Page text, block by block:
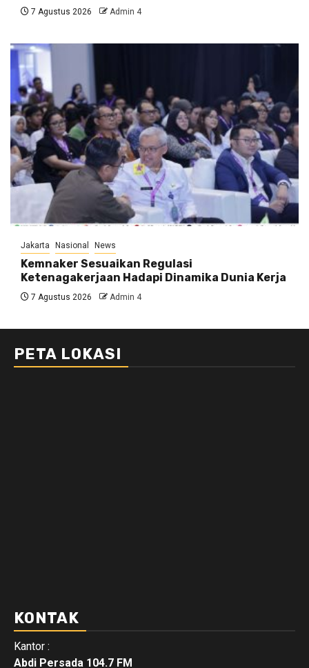
7 Agustus 2026 Admin 4
Jakarta Nasional News
Kemnaker Sesuaikan Regulasi
Ketenagakerjaan Hadapi Dinamika Dunia Kerja
7 Agustus 2026 Admin 4
PETA LOKASI
KONTAK
Kantor :
Abdi Persada 104.7 FM